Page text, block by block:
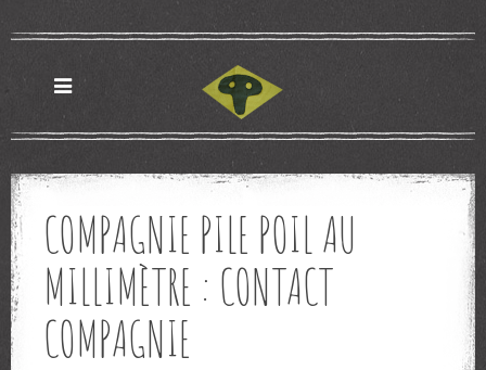
COMPAGNIE PILE POIL AU
MILLIMÈTRE : CONTACT
COMPAGNIE